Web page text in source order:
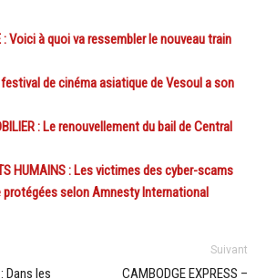
: Voici à quoi va ressembler le nouveau train
festival de cinéma asiatique de Vesoul a son
: Le renouvellement du bail de Central
HUMAINS : Les victimes des cyber-scams
selon Amnesty International
Dans les
Suivant
CAMBODGE EXPRESS –